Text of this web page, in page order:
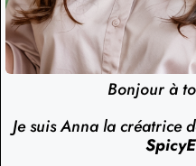
Bonjour à
Je suis Anna la créatrice